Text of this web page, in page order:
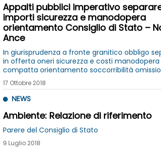
Appalti pubblici imperativo
importi sicurezza e manodopera
orientamento Consiglio di Stato –
Ance
In giurisprudenza a fronte granitico obbligo
in offerta oneri sicurezza e costi manodopera
compatta orientamento soccorribilità
mancanza precise indicazioni bando
atteggiamento attento compilazione offerte
17 Ottobre 2018
NEWS
Ambiente: Relazione di riferimento
Parere del Consiglio di Stato
9 Luglio 2018